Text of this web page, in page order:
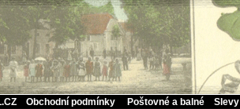
Obchodní podmínky Poštovné a balné Slevy